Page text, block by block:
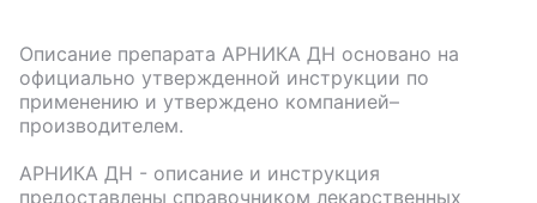
Описание препарата АРНИКА ДН основано на
официально утвержденной инструкции по
применению и утверждено компанией–
производителем.
АРНИКА ДН - описание и инструкция
предоставлены справочником лекарственных